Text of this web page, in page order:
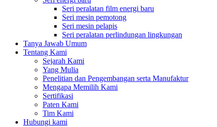
Seri peralatan film energi baru
Seri mesin pemotong
Seri mesin pelapis
Seri peralatan perlindungan lingkungan
Tanya Jawab Umum
Tentang Kami
Sejarah Kami
Yang Mulia
Penelitian dan Pengembangan serta Manufaktur
Mengapa Memilih Kami
Sertifikasi
Paten Kami
Tim Kami
Hubungi kami